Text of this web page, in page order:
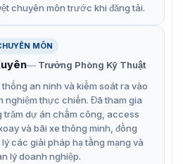
lên đến 256 đầu vào, phù hợp
để kích hoạt các thiết bị báo
đa lên đến 256 đầu ra giúp
kiểm soát và phản ứng.
đến 32 bàn phím, dễ dàng
hệ thống báo động.
chuyên môn trước khi đăng tải.
MÔN
Trưởng Phòng Kỹ Thuật
an ninh và kiểm soát ra vào
nghiệm thực chiến. Đã tham gia
trăm dự án chấm công, access
và bãi xe thông minh, đồng
các giải pháp hạ tầng mạng và
lý doanh nghiệp.